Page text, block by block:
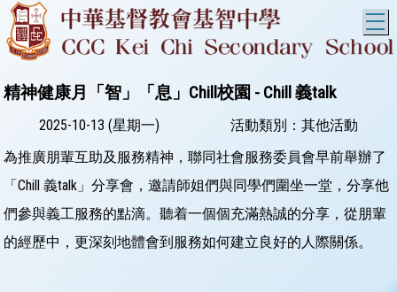
精神健康月「智」「息」Chill校園 - Chill 義talk
2025-10-13 (星期一)
活動類別：其他活動
為推廣朋輩互助及服務精神，聯同社會服務委員會早前舉辦了
「Chill 義talk」分享會，邀請師姐們與同學們圍坐一堂，分享他
們參與義工服務的點滴。聽着一個個充滿熱誠的分享，從朋輩
的經歷中，更深刻地體會到服務如何建立良好的人際關係。